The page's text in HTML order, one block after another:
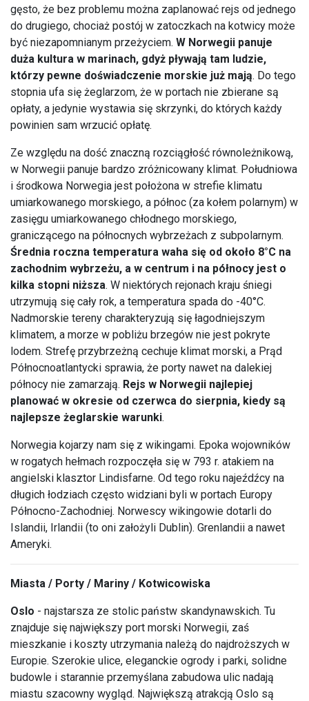
gęsto, że bez problemu można zaplanować rejs od jednego
do drugiego, chociaż postój w zatoczkach na kotwicy może
być niezapomnianym przeżyciem. W Norwegii panuje
duża kultura w marinach, gdyż pływają tam ludzie,
którzy pewne doświadczenie morskie już mają. Do tego
stopnia ufa się żeglarzom, że w portach nie zbierane są
opłaty, a jedynie wystawia się skrzynki, do których każdy
powinien sam wrzucić opłatę.
Ze względu na dość znaczną rozciągłość równoleżnikową,
w Norwegii panuje bardzo zróżnicowany klimat. Południowa
i środkowa Norwegia jest położona w strefie klimatu
umiarkowanego morskiego, a północ (za kołem polarnym) w
zasięgu umiarkowanego chłodnego morskiego,
graniczącego na północnych wybrzeżach z subpolarnym.
Średnia roczna temperatura waha się od około 8°C na
zachodnim wybrzeżu, a w centrum i na północy jest o
kilka stopni niższa. W niektórych rejonach kraju śniegi
utrzymują się cały rok, a temperatura spada do -40°C.
Nadmorskie tereny charakteryzują się łagodniejszym
klimatem, a morze w pobliżu brzegów nie jest pokryte
lodem. Strefę przybrzeżną cechuje klimat morski, a Prąd
Północnoatlantycki sprawia, że porty nawet na dalekiej
północy nie zamarzają. Rejs w Norwegii najlepiej
planować w okresie od czerwca do sierpnia, kiedy są
najlepsze żeglarskie warunki.
Norwegia kojarzy nam się z wikingami. Epoka wojowników
w rogatych hełmach rozpoczęła się w 793 r. atakiem na
angielski klasztor Lindisfarne. Od tego roku najeźdźcy na
długich łodziach często widziani byli w portach Europy
Północno-Zachodniej. Norwescy wikingowie dotarli do
Islandii, Irlandii (to oni założyli Dublin). Grenlandii a nawet
Ameryki.
Miasta / Porty / Mariny / Kotwicowiska
Oslo - najstarsza ze stolic państw skandynawskich. Tu
znajduje się największy port morski Norwegii, zaś
mieszkanie i koszty utrzymania należą do najdroższych w
Europie. Szerokie ulice, eleganckie ogrody i parki, solidne
budowle i starannie przemyślana zabudowa ulic nadają
miastu szacowny wygląd. Największą atrakcją Oslo są